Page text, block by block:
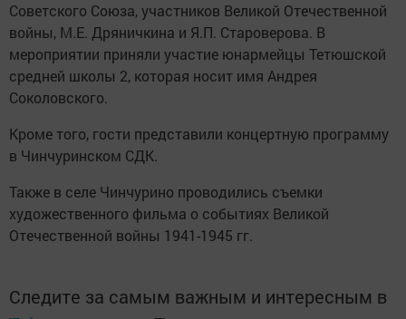
Советского Союза, участников Великой Отечественной
войны, М.Е. Дряничкина и Я.П. Староверова. В
мероприятии приняли участие юнармейцы Тетюшской
средней школы 2, которая носит имя Андрея
Соколовского.
Кроме того, гости представили концертную программу
в Чинчуринском СДК.
Также в селе Чинчурино проводились съемки
художественного фильма о событиях Великой
Отечественной войны 1941-1945 гг.
Следите за самым важным и интересным в